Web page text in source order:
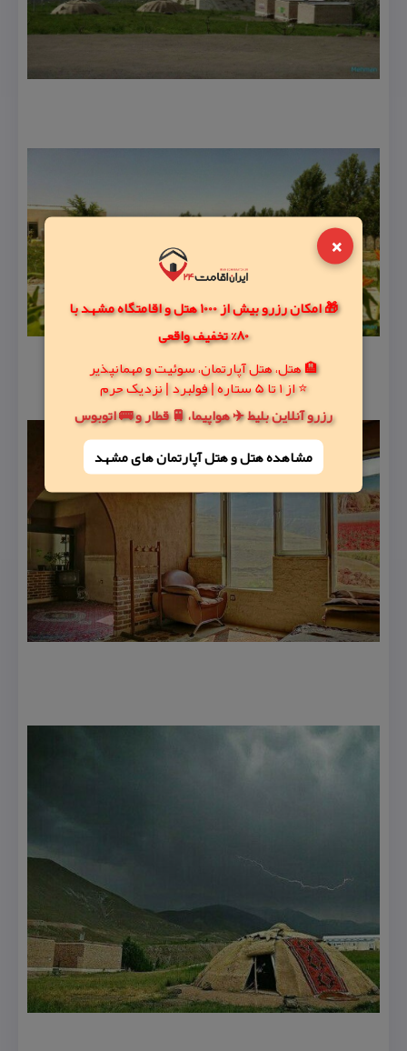
×
🎁 امکان رزرو بیش از 1000 هتل و اقامتگاه مشهد با
80% تخفیف واقعی
🏨 هتل، هتل آپارتمان، سوئیت و مهمانپذیر
⭐ از 1 تا 5 ستاره | فولبرد | نزدیک حرم
رزرو آنلاین بلیط ✈️ هواپیما، 🚆 قطار و 🚌 اتوبوس
مشاهده هتل و هتل‌ آپارتمان های مشهد